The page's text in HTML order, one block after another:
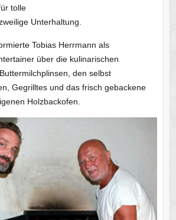
tolle
Unterhaltung.
Tobias Herrmann als
über die kulinarischen
den selbst
Gegrilltes und das frisch gebackene
Holzbackofen.